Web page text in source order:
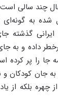
چند سالی
شده به گونه‌ای
گذشته
داده و به
را پر کرده
جان کودکان و
چهره بلکه از